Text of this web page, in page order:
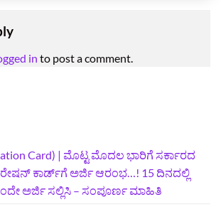
in to post a comment.
Card) | ಮೊಟ್ಟ ಮೊದಲ ಭಾರಿಗೆ ಸರ್ಕಾರದ
ಕಾರ್ಡ್‌ಗೆ ಅರ್ಜಿ ಆರಂಭ…! 15 ದಿನದಲ್ಲಿ
ಅರ್ಜಿ ಸಲ್ಲಿಸಿ – ಸಂಪೂರ್ಣ ಮಾಹಿತಿ